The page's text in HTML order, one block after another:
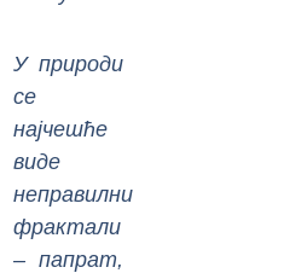
У природи
се
најчешће
виде
неправилни
фрактали
– папрат,